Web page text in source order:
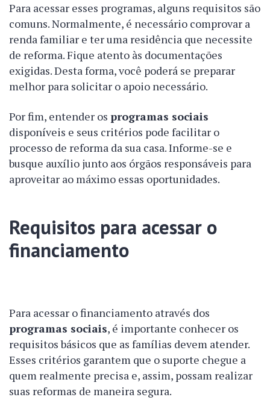
Para acessar esses programas, alguns requisitos são
comuns. Normalmente, é necessário comprovar a
renda familiar e ter uma residência que necessite
de reforma. Fique atento às documentações
exigidas. Desta forma, você poderá se preparar
melhor para solicitar o apoio necessário.
Por fim, entender os programas sociais
disponíveis e seus critérios pode facilitar o
processo de reforma da sua casa. Informe-se e
busque auxílio junto aos órgãos responsáveis para
aproveitar ao máximo essas oportunidades.
Requisitos para acessar o
financiamento
Para acessar o financiamento através dos
programas sociais, é importante conhecer os
requisitos básicos que as famílias devem atender.
Esses critérios garantem que o suporte chegue a
quem realmente precisa e, assim, possam realizar
suas reformas de maneira segura.